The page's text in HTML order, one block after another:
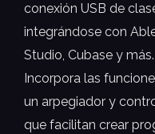
conexión USB de
integrándose con
Studio, Cubase y más.
Incorpora las
un arpegiador y
que facilitan crear